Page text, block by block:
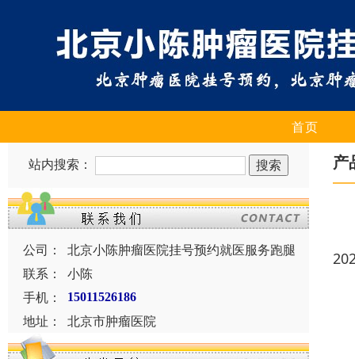
首页
站内搜索：
公司：
北京小陈肿瘤医院挂号预约就医服务跑腿
联系：
小陈
手机：
15011526186
地址： 北京市肿瘤医院
产